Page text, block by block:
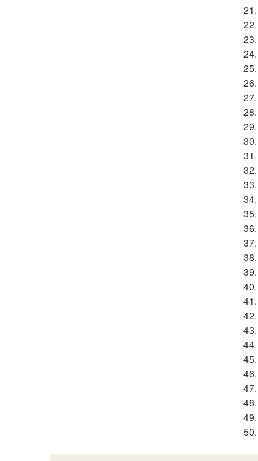
21.
22.
23.
24.
25.
26.
27.
28.
29.
30.
31.
32.
33.
34.
35.
36.
37.
38.
39.
40.
41.
42.
43.
44.
45.
46.
47.
48.
49.
50.